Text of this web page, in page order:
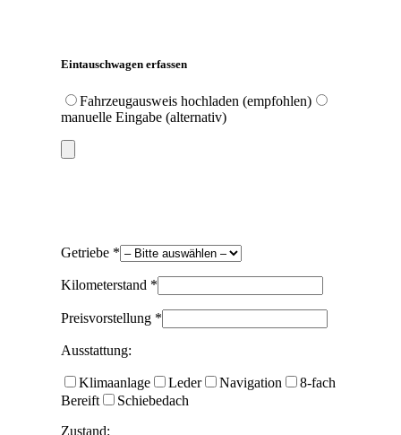
Eintauschwagen erfassen
Fahrzeugausweis hochladen (empfohlen)
manuelle Eingabe (alternativ)
Getriebe *
Kilometerstand *
Preisvorstellung *
Ausstattung:
Klimaanlage Leder Navigation
8-fach
Bereift
Schiebedach
Zustand: